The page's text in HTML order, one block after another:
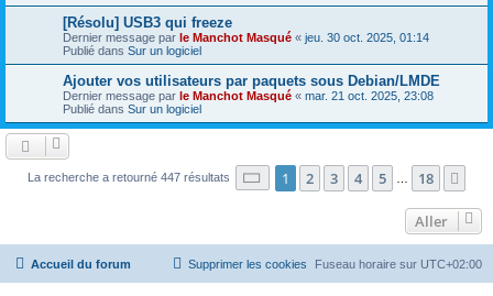
[Résolu] USB3 qui freeze
Dernier message par le Manchot Masqué « jeu. 30 oct. 2025, 01:14
Publié dans Sur un logiciel
Ajouter vos utilisateurs par paquets sous Debian/LMDE
Dernier message par le Manchot Masqué « mar. 21 oct. 2025, 23:08
Publié dans Sur un logiciel
La recherche a retourné 447 résultats Page 1sur18
1 2 3 4 5 18
Aller
Accueil du forum Fuseau horaire sur UTC+02:00
Supprimer les cookies